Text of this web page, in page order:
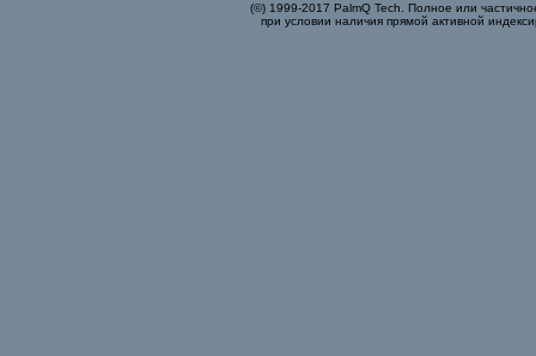
(©) 1999-2017 PalmQ Tech. Полное или
при условии наличия прямой активной